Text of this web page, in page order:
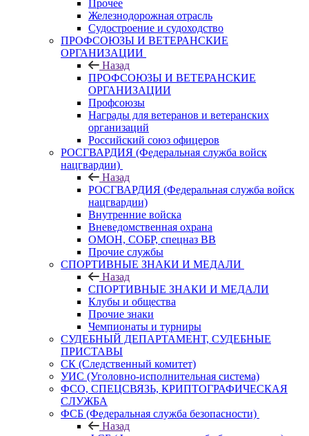
Прочее
Железнодорожная отрасль
Судостроение и судоходство
ПРОФСОЮЗЫ И ВЕТЕРАНСКИЕ
ОРГАНИЗАЦИИ
Назад
ПРОФСОЮЗЫ И ВЕТЕРАНСКИЕ
ОРГАНИЗАЦИИ
Профсоюзы
Награды для ветеранов и ветеранских
организаций
Российский союз офицеров
РОСГВАРДИЯ (Федеральная служба войск
нацгвардии)
Назад
РОСГВАРДИЯ (Федеральная служба войск
нацгвардии)
Внутренние войска
Вневедомственная охрана
ОМОН, СОБР, спецназ ВВ
Прочие службы
СПОРТИВНЫЕ ЗНАКИ И МЕДАЛИ
Назад
СПОРТИВНЫЕ ЗНАКИ И МЕДАЛИ
Клубы и общества
Прочие знаки
Чемпионаты и турниры
СУДЕБНЫЙ ДЕПАРТАМЕНТ, СУДЕБНЫЕ
ПРИСТАВЫ
СК (Следственный комитет)
УИС (Уголовно-исполнительная система)
ФСО, СПЕЦСВЯЗЬ, КРИПТОГРАФИЧЕСКАЯ
СЛУЖБА
ФСБ (Федеральная служба безопасности)
Назад